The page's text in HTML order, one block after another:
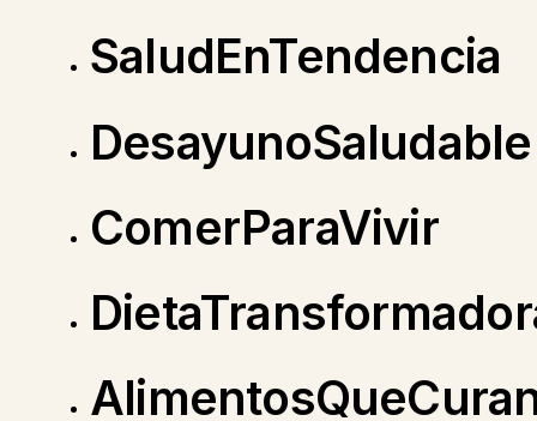
SaludEnTendencia
DesayunoSaludable
ComerParaVivir